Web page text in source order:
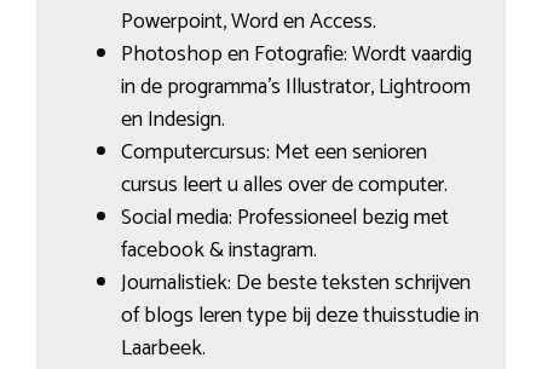
Powerpoint, Word en Access.
Photoshop en Fotografie: Wordt vaardig
in de programma’s Illustrator, Lightroom
en Indesign.
Computercursus: Met een senioren
cursus leert u alles over de computer.
Social media: Professioneel bezig met
facebook & instagram.
Journalistiek: De beste teksten schrijven
of blogs leren type bij deze thuisstudie in
Laarbeek.